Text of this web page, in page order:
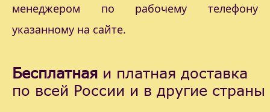
менеджером по рабочему телефону
указанному на сайте.
Бесплатная и платная доставка
по всей России и в другие страны